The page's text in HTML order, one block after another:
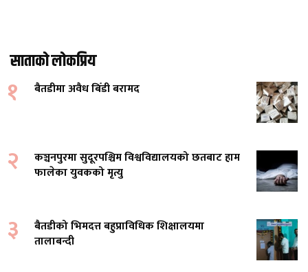
साताको लोकप्रिय
१ बैतडीमा अवैध बिँडी बरामद
२
कञ्चनपुरमा सुदूरपश्चिम विश्वविद्यालयको छतबाट हाम
फालेका युवकको मृत्यु
३
बैतडीको भिमदत्त बहुप्राविधिक शिक्षालयमा
तालाबन्दी